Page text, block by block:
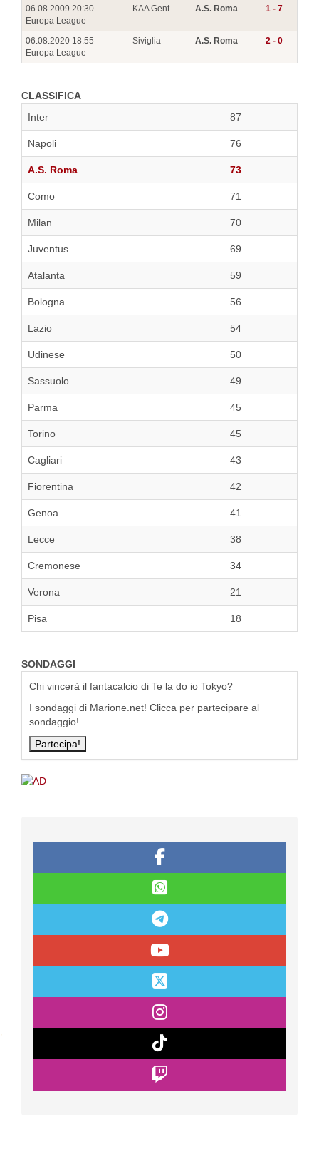
06.08.2009 20:30
Europa League
KAA Gent A.S. Roma 1 - 7
06.08.2020 18:55
Europa League
Siviglia A.S. Roma 2 - 0
CLASSIFICA
Inter
87
Napoli 76
A.S. Roma 73
Como 71
Milan 70
Juventus 69
Atalanta 59
Bologna 56
Lazio 54
Udinese 50
Sassuolo 49
Parma 45
Torino 45
Cagliari 43
Fiorentina 42
Genoa 41
Lecce 38
Cremonese 34
Verona 21
Pisa 18
SONDAGGI
Chi vincerà il fantacalcio di Te la do io Tokyo?
I sondaggi di Marione.net! Clicca per partecipare al
sondaggio!